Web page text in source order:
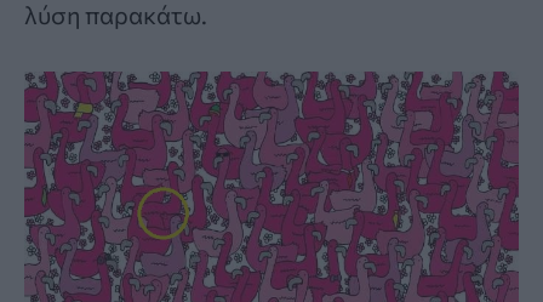
λύση παρακάτω.